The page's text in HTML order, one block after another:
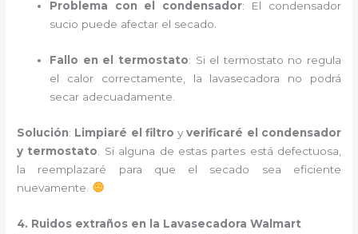
Problema con el condensador: El condensador
sucio puede afectar el secado.
Fallo en el termostato: Si el termostato no regula
el calor correctamente, la lavasecadora no podrá
secar adecuadamente.
Solución: Limpiaré el filtro yverificaré el condensador
y termostato . Si alguna de estas partes está defectuosa,
la reemplazaré para que el secado sea eficiente
nuevamente.
4. Ruidos extraños en la Lavasecadora Walmart